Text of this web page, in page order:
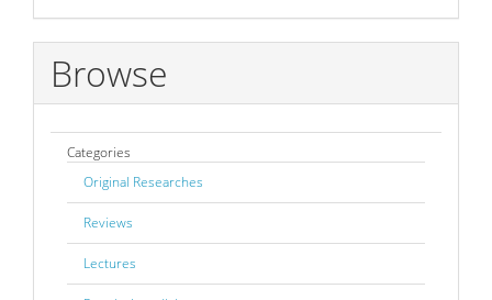
Submission
Browse
Categories
Original Researches
Reviews
Lectures